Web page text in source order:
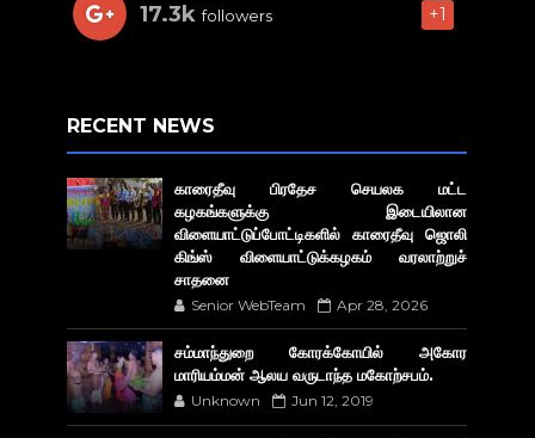
17.3k followers +1
RECENT NEWS
காரைதீவு பிரதேச செயலக மட்ட
கழகங்களுக்கு இடையிலான
விளையாட்டுப்போட்டிகளில் காரைதீவு ஜொலி
கிங்ஸ் விளையாட்டுக்கழகம் வரலாற்றுச்
சாதனை
Senior WebTeam Apr 28, 2026
சம்மாந்துறை கோரக்கோயில் அகோர​
மாரியம்மன் ஆலய வருடாந்த மகோற்சபம்.
Unknown Jun 12, 2019